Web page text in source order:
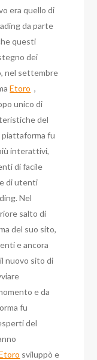
era quello di
da parte
questi
dei
nel settembre
Etoro ,
unico di
del
piattaforma fu
interattivi,
di facile
di utenti
Nel
salto di
del suo sito,
e ancora
nuovo sito di
e da
fu
del
sviluppò e